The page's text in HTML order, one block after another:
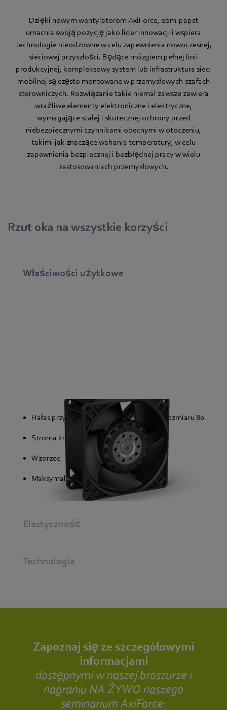
Dzięki nowym wentylatorom AxiForce, ebm‑papst
umacnia swoją pozycję jako lider innowacji i wspiera
technologie nieodzowne w celu zapewnienia nowoczesnej,
sieciowej przyszłości. Będące mózgiem pełnej linii
produkcyjnej, kompleksowy system lub infrastruktura sieci
mobilnej są często montowane w przemysłowych szafach
sterowniczych. Rozwiązanie takie niemal zawsze zawiera
wrażliwe elementy elektroniczne i elektryczne,
wymagające stałej i skutecznej ochrony przed
niebezpiecznymi czynnikami obecnymi w otoczeniu,
takimi jak znaczące wahania temperatury, w celu
zapewnienia bezpiecznej i bezbłędnej pracy w wielu
zastosowaniach przemysłowych.
Rzut oka na wszystkie korzyści
Właściwości użytkowe
Hałas przykładowo nawet o 6 dB(A) dla rozmiaru 80
Stroma krzywa wydajności powietrznej
Wzorzec
Maksymalna wydajność
Elastyczność
Technologia
Zapoznaj się ze szczegółowymi
informacjami
dostępnymi w naszej broszurze i
nagraniu NA ŻYWO naszego
seminarium AxiForce: